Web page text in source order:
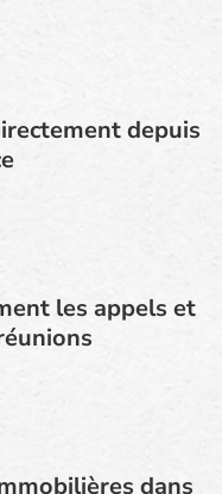
depuis
les appels et
dans